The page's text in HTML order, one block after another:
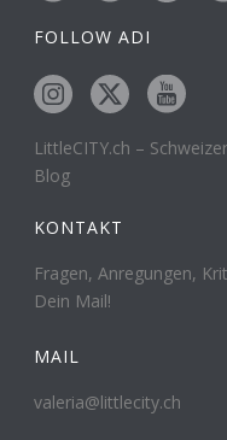
FOLLOW ADI
LittleCITY.ch –
Blog
KONTAKT
Fragen, Anregungen,
Dein Mail!
MAIL
valeria@littlecity.ch